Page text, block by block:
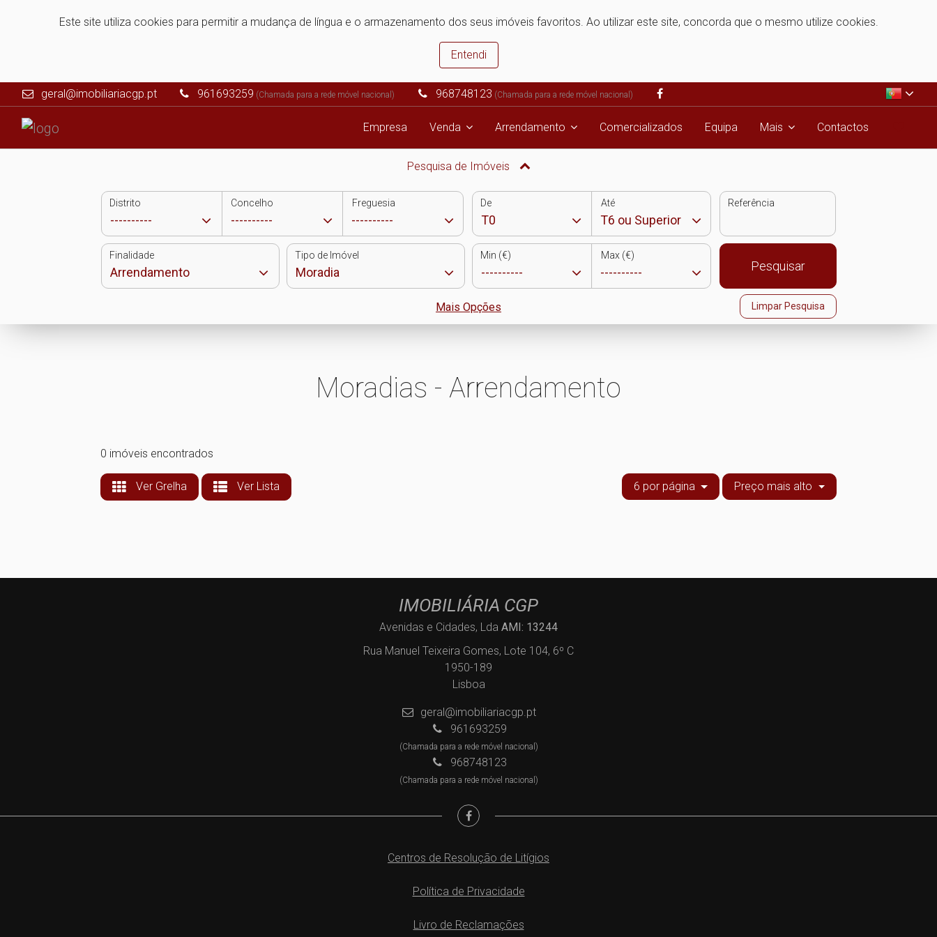
Este site utiliza cookies para permitir a mudança de língua e o armazenamento dos seus imóveis favoritos. Ao utilizar este site, concorda que o mesmo utilize cookies.
Entendi
geral@imobiliariacgp.pt 961693259 (Chamada para a rede móvel nacional) 968748123 (Chamada para a rede móvel nacional)
Empresa Venda Arrendamento Comercializados Equipa Mais Contactos
Pesquisa de Imóveis
Distrito Concelho Freguesia De Até Referência
Finalidade Tipo de Imóvel Min (€) Max (€)
Pesquisar
Mais Opções Limpar Pesquisa
Moradias - Arrendamento
0 imóveis encontrados
Ver Grelha Ver Lista 6 por página Preço mais alto
IMOBILIÁRIA CGP
Avenidas e Cidades, Lda AMI: 13244
Rua Manuel Teixeira Gomes, Lote 104, 6º C
1950-189
Lisboa
geral@imobiliariacgp.pt
961693259
(Chamada para a rede móvel nacional)
968748123
(Chamada para a rede móvel nacional)
Centros de Resolução de Litígios
Política de Privacidade
Livro de Reclamações